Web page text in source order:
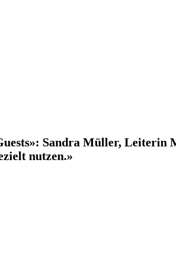
Sandra Müller,
nutzen.»